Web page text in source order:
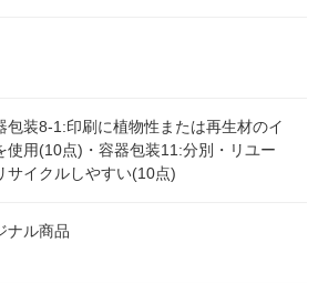
包装8-1:印刷に植物性または再生材のイ
使用(10点)・容器包装11:分別・リユー
サイクルしやすい(10点)
ナル商品